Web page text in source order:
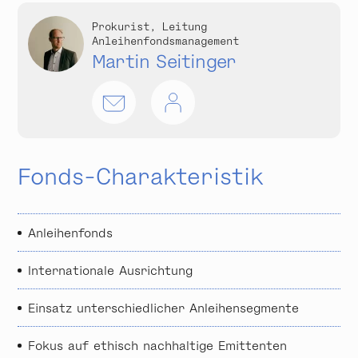
Prokurist, Leitung
Anleihenfondsmanagement
Martin Seitinger
Fonds-Charakteristik
Anleihenfonds
Internationale Ausrichtung
Einsatz unterschiedlicher Anleihensegmente
Fokus auf ethisch nachhaltige Emittenten